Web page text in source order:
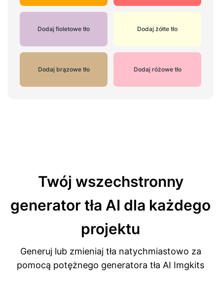
Dodaj fioletowe tło Dodaj żółte tło
Dodaj brązowe tło Dodaj różowe tło
Twój wszechstronny
generator tła AI dla każdego
projektu
Generuj lub zmieniaj tła natychmiastowo za
pomocą potężnego generatora tła AI Imgkits